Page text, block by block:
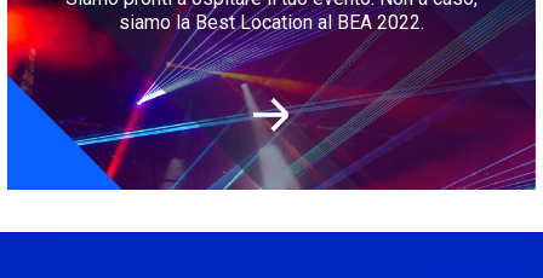
siamo la Best Location al BEA 2022.